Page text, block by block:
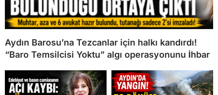
Aydın Barosu’na Tezcanlar için halkı kandırdı!
“Baro Temsilcisi Yoktu” algı operasyonunu İhbar